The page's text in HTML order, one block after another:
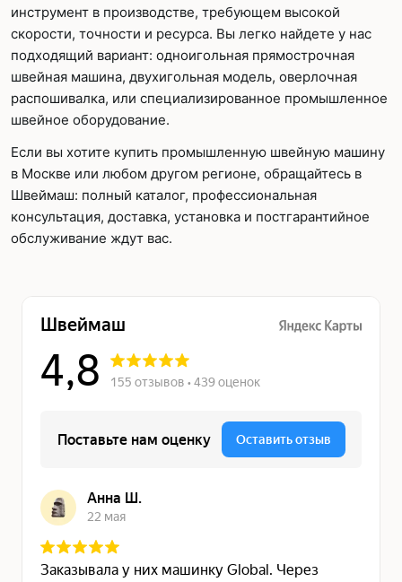
инструмент в производстве, требующем высокой
скорости, точности и ресурса. Вы легко найдете у нас
подходящий вариант: одноигольная прямострочная
швейная машина, двухигольная модель, оверлочная
распошивалка, или специализированное промышленное
швейное оборудование.
Если вы хотите купить промышленную швейную машину
в Москве или любом другом регионе, обращайтесь в
Швеймаш: полный каталог, профессиональная
консультация, доставка, установка и постгарантийное
обслуживание ждут вас.